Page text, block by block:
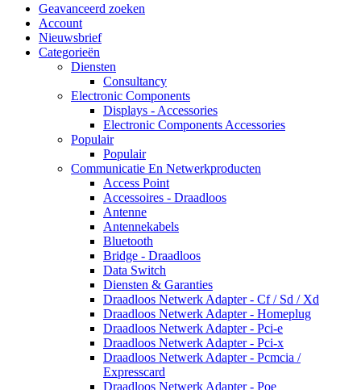
Geavanceerd zoeken
Account
Nieuwsbrief
Categorieën
Diensten
Consultancy
Electronic Components
Displays - Accessories
Electronic Components Accessories
Populair
Populair
Communicatie En Netwerkproducten
Access Point
Accessoires - Draadloos
Antenne
Antennekabels
Bluetooth
Bridge - Draadloos
Data Switch
Diensten & Garanties
Draadloos Netwerk Adapter - Cf / Sd / Xd
Draadloos Netwerk Adapter - Homeplug
Draadloos Netwerk Adapter - Pci-e
Draadloos Netwerk Adapter - Pci-x
Draadloos Netwerk Adapter - Pcmcia /
Expresscard
Draadloos Netwerk Adapter - Poe